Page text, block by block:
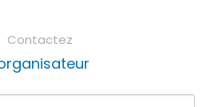
Contactez